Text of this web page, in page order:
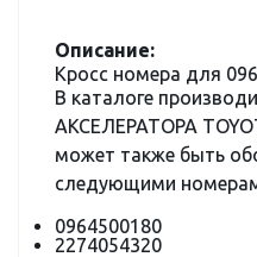
Описание:
Кросс номера для
В каталоге
АКСЕЛЕРАТОРА
может также быть
следующими
0964500180
2274054320